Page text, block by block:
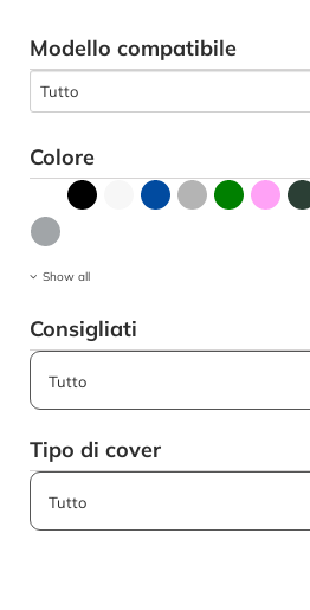
Modello compatibile
Tutto
Colore
Show all
Consigliati
Tipo di cover